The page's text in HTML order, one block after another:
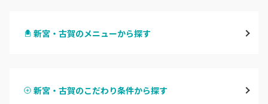
警固・赤坂・大濠
新宮・古賀のメニューから探す
ハンドスカルプ
新宮・古賀のこだわり条件から探す